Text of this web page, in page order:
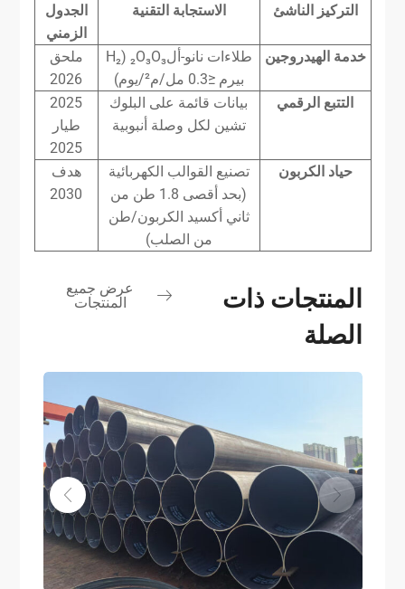
التركيز الناشئ الاستجابة التقنية
الجدول
الزمني
خدمة الهيدروجين
طلاءات نانو-أل₂O₃O₃ (H₂
بيرم ≤0.3 مل/م²/يوم)
ملحق
2026
التتبع الرقمي
بيانات قائمة على البلوك
تشين لكل وصلة أنبوبية
2025
طيار
2025
حياد الكربون
تصنيع القوالب الكهربائية
(بحد أقصى 1.8 طن من
ثاني أكسيد الكربون/طن
من الصلب)
هدف
2030
المنتجات ذات
الصلة
عرض جميع
المنتجات